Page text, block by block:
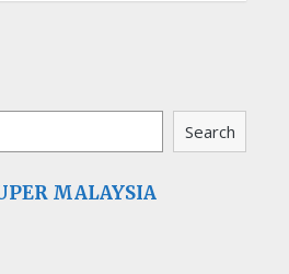
Search
MALAYSIA